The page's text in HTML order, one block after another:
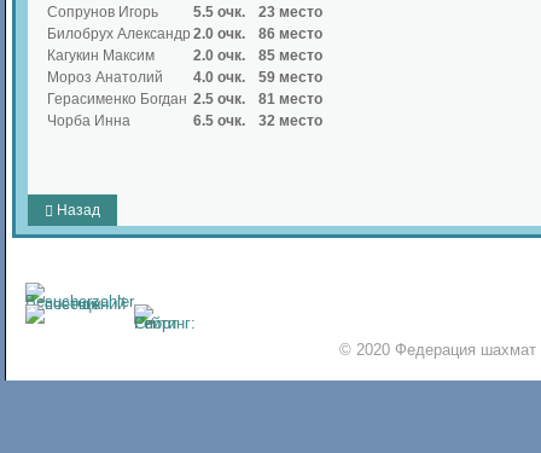
Сопрунов Игорь
5.5 очк.
23 место
Билобрух Александр 2.0 очк.
86 место
Кагукин Максим
2.0 очк.
85 место
Мороз Анатолий
4.0 очк.
59 место
Герасименко Богдан 2.5 очк.
81 место
Чорба Инна
6.5 очк. 32 место
Назад
© 2020 Федерация шахмат